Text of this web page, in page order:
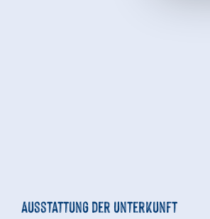
Ausstattung der Unterkunft